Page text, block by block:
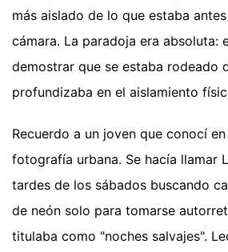
más aislado de lo que estaba
cámara. La paradoja era absoluta:
demostrar que se estaba rodeado
profundizaba en el aislamiento
Recuerdo a un joven que conocí
fotografía urbana. Se hacía llamar
tardes de los sábados buscando
de neón solo para tomarse
titulaba como "noches salvajes".